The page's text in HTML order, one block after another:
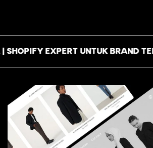
UNTUK BRAND TERBAIK
UNTUK BRAND TERBAIK
UNTUK BRAND TERBAIK